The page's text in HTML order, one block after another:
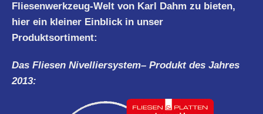
Fliesenwerkzeug-Welt von Karl Dahm zu bieten,
hier ein kleiner Einblick in unser
Produktsortiment:
Das Fliesen Nivelliersystem– Produkt des Jahres
2013: